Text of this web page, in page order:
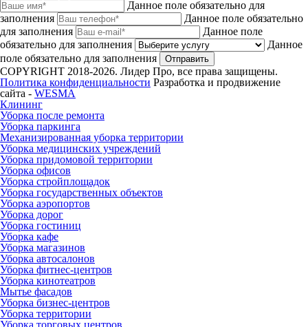
Данное поле обязательно для
заполнения
Данное поле обязательно
для заполнения
Данное поле
обязательно для заполнения
Данное
поле обязательно для заполнения
Отправить
COPYRIGHT 2018-2026. Лидер Про, все права защищены.
Политика конфиденциальности Разработка и продвижение
сайта - WESMA
Клининг
Уборка после ремонта
Уборка паркинга
Механизированная уборка территории
Уборка медицинских учреждений
Уборка придомовой территории
Уборка офисов
Уборка стройплощадок
Уборка государственных объектов
Уборка аэропортов
Уборка дорог
Уборка гостиниц
Уборка кафе
Уборка магазинов
Уборка автосалонов
Уборка фитнес-центров
Уборка кинотеатров
Мытье фасадов
Уборка бизнес-центров
Уборка территории
Уборка торговых центров